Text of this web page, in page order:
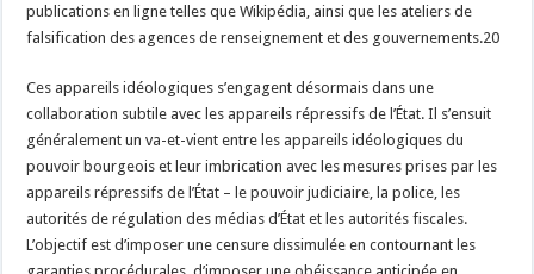
publications en ligne telles que Wikipédia, ainsi que les ateliers de
falsification des agences de renseignement et des gouvernements.20
Ces appareils idéologiques s’engagent désormais dans une
collaboration subtile avec les appareils répressifs de l’État. Il s’ensuit
généralement un va-et-vient entre les appareils idéologiques du
pouvoir bourgeois et leur imbrication avec les mesures prises par les
appareils répressifs de l’État – le pouvoir judiciaire, la police, les
autorités de régulation des médias d’État et les autorités fiscales.
L’objectif est d’imposer une censure dissimulée en contournant les